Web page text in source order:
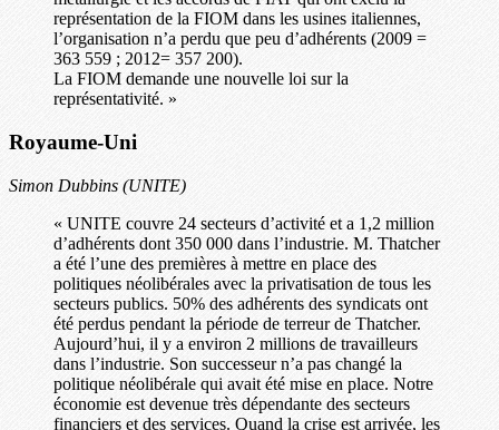
représentation de la FIOM dans les usines italiennes,
l’organisation n’a perdu que peu d’adhérents (2009 =
363 559 ; 2012= 357 200).
La FIOM demande une nouvelle loi sur la
représentativité. »
Royaume-Uni
Simon Dubbins (UNITE)
« UNITE couvre 24 secteurs d’activité et a 1,2 million
d’adhérents dont 350 000 dans l’industrie. M. Thatcher
a été l’une des premières à mettre en place des
politiques néolibérales avec la privatisation de tous les
secteurs publics. 50% des adhérents des syndicats ont
été perdus pendant la période de terreur de Thatcher.
Aujourd’hui, il y a environ 2 millions de travailleurs
dans l’industrie. Son successeur n’a pas changé la
politique néolibérale qui avait été mise en place. Notre
économie est devenue très dépendante des secteurs
financiers et des services. Quand la crise est arrivée, les